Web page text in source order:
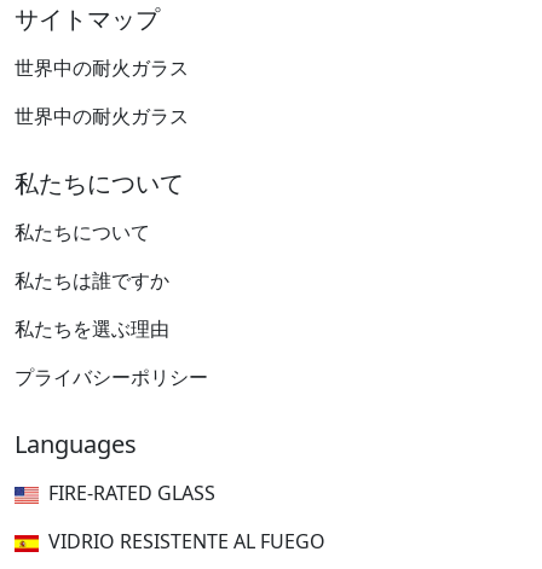
サイトマップ
世界中の耐火ガラス
世界中の耐火ガラス
私たちについて
私たちについて
私たちは誰ですか
私たちを選ぶ理由
プライバシーポリシー
Languages
FIRE-RATED GLASS
VIDRIO RESISTENTE AL FUEGO